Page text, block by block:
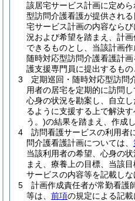
該居宅サービス計画に定め
型訪問介護看護が提供され
宅サービス計画の内容なら
況および希望を踏まえ、計
できるものとし、当該計画
随時対応型訪問介護看護計
護支援専門員に提出するもの
3
定期巡回・随時対応型訪問
用者の居宅を定期的に訪問
心身の状況を勘案し、自立
るように支援する上で解決
う。)の結果を踏まえ、作成
4
訪問看護サービスの利用者
問介護看護計画については、
当該利用者の希望、心身の
まえ、療養上の目標、当該
サービスの内容等を記載しな
5
計画作成責任者が常勤看護
等は、 前項の規定による記